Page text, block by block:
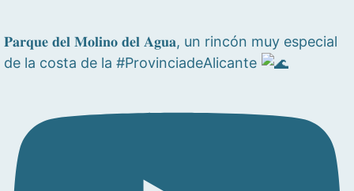
𝐏𝐚𝐫𝐪𝐮𝐞 𝐝𝐞𝐥 𝐌𝐨𝐥𝐢𝐧𝐨 𝐝𝐞𝐥 𝐀𝐠𝐮𝐚, un rincón muy especial
de la costa de la #ProvinciadeAlicante